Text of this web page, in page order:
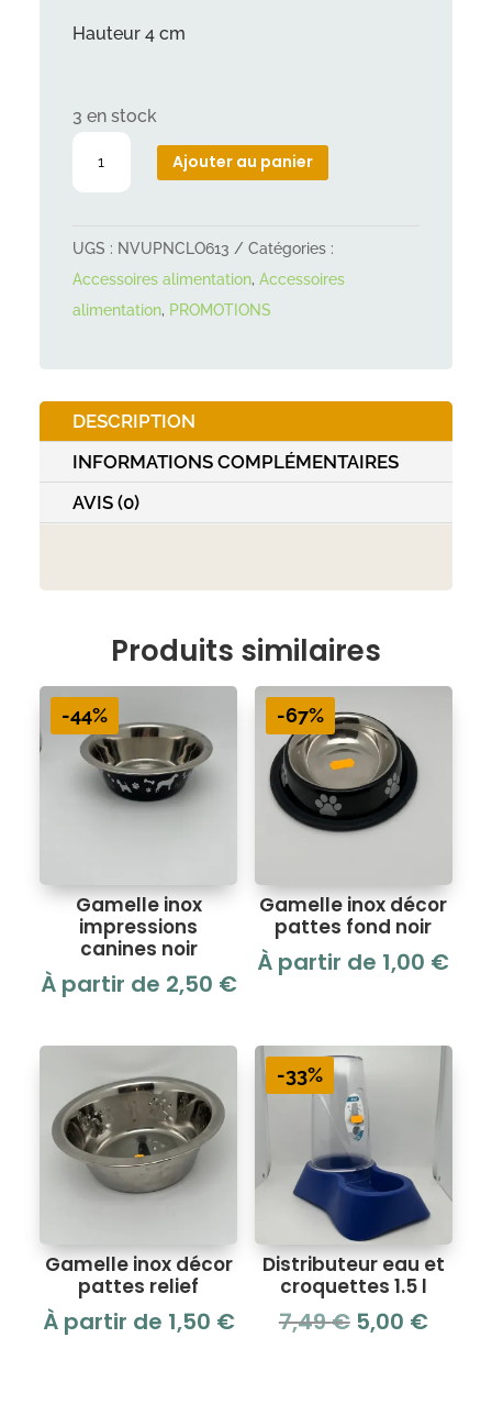
Hauteur 4 cm
3 en stock
plastique
16
cm
Ajouter au panier
UGS : NVUPNCLO613
Catégories :
Accessoires alimentation, Accessoires
alimentation, PROMOTIONS
DESCRIPTION
INFORMATIONS COMPLÉMENTAIRES
AVIS (0)
Produits similaires
-44%
Gamelle inox
impressions
canines noir
À partir de 2,50 €
-67%
Gamelle inox décor
pattes fond noir
À partir de 1,00 €
Gamelle inox décor
pattes relief
À partir de 1,50 €
-33%
Distributeur eau et
croquettes 1.5 l
7,49€ Le
5,00 €Le